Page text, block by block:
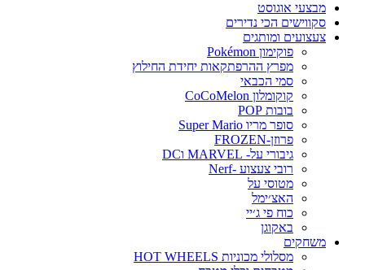
מבצעי אוגוסט
סקווישים הכי נדירים
צעצועים ומותגים
פוקימון Pokémon
מפרץ ההרפתקאות יחידת החילוץ
סמי הכבאי
קוקומלון CoCoMelon
בובות POP
סופר מריו Super Mario
פרוזן-FROZEN
גיבורי על- MARVEL וDC
רובי צעצוע -Nerf
מטוסי על
האצ׳ימל
כוח פי ג׳יי
באקוגן
משחקים
מסלולי מכוניות HOT WHEELS